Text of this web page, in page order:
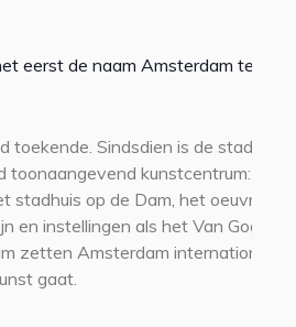
eerst de naam Amsterdam te
toekende. Sindsdien is de stad
kunstcentrum: de
stadhuis op de Dam, het oeuvre
en instellingen als het Van Gogh
zetten Amsterdam internationaal
gaat.